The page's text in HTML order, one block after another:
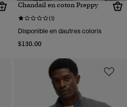
Chandail en coton Preppy
(1)
Disponible en dautres coloris
$130.00